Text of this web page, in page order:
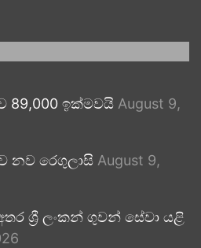
89,000 ඉක්මවයි August 9,
නව රෙගුලාසි August 9,
ශ්‍රී ලංකන් ගුවන් සේවා යළි